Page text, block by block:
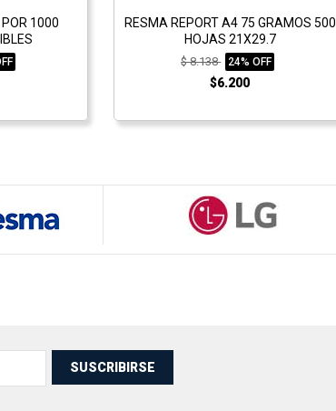
POR 1000
RESMA REPORT A4 75 GRAMOS 500
HOJAS 21X29.7
$ 8.138 24% OFF
$6.200
SUSCRIBIRSE